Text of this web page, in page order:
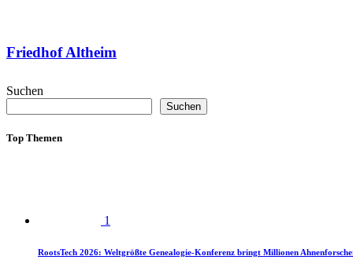
Friedhof Altheim
Suchen
Suchen
Top Themen
1
RootsTech 2026: Weltgrößte Genealogie-Konferenz bringt Millionen